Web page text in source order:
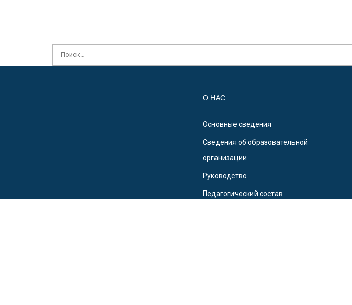
О НАС
Основные сведения
Сведения об образовательной
организации
Руководство
Педагогический состав